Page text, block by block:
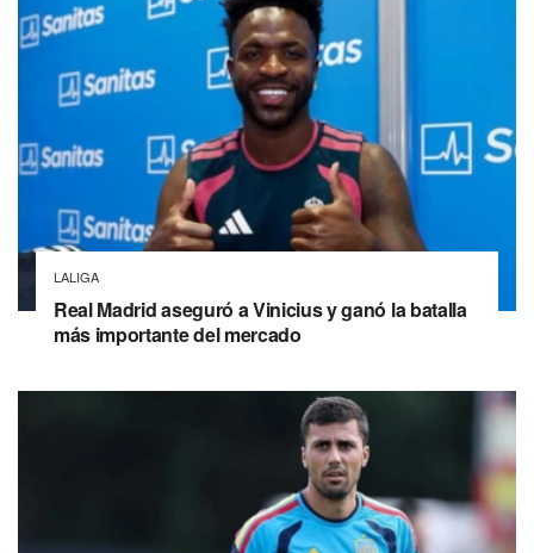
LALIGA
Real Madrid aseguró a Vinicius y ganó la batalla
más importante del mercado